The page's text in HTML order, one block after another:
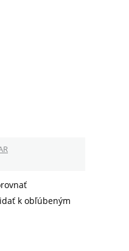
k obľúbeným